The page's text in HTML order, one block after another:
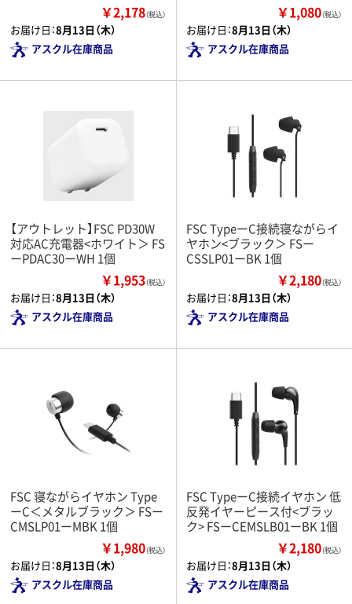
￥2,178（税込）
お届け日：8月13日（木）
アスクル在庫商品
￥1,080（税込）
お届け日：8月13日（木）
アスクル在庫商品
【アウトレット】FSC PD30W
対応AC充電器<ホワイト＞ FS
ーPDAC30ーWH 1個
￥1,953（税込）
お届け日：8月13日（木）
アスクル在庫商品
FSC TypeーC接続寝ながらイ
ヤホン<ブラック＞ FSー
CSSLP01ーBK 1個
￥2,180（税込）
お届け日：8月13日（木）
アスクル在庫商品
FSC 寝ながらイヤホン Type
ーC＜メタルブラック＞ FSー
CMSLP01ーMBK 1個
￥1,980（税込）
お届け日：8月13日（木）
アスクル在庫商品
FSC TypeーC接続イヤホン 低
反発イヤーピース付<ブラッ
ク> FSーCEMSLB01ーBK 1個
￥2,180（税込）
お届け日：8月13日（木）
アスクル在庫商品